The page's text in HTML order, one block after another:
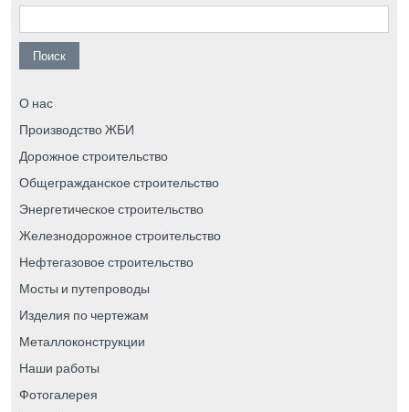
Найти:
О нас
Производство ЖБИ
Дорожное строительство
Общегражданское строительство
Энергетическое строительство
Железнодорожное строительство
Нефтегазовое строительство
Мосты и путепроводы
Изделия по чертежам
Металлоконструкции
Наши работы
Фотогалерея